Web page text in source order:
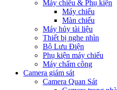
Máy chiếu & Phụ kiện
Máy chiếu
Màn chiếu
Máy hủy tài liệu
Thiết bị nghe nhìn
Bộ Lưu Điện
Phụ kiện máy chiếu
Máy chấm công
Camera giám sát
Camera Quan Sát